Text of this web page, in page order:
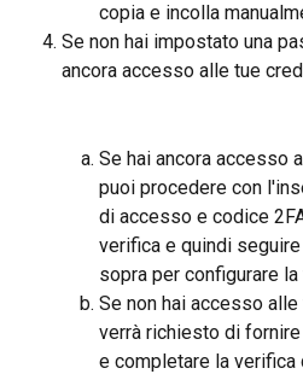
copia e incolla
Se non hai impostato una
ancora accesso alle tue
Se hai ancora accesso
puoi procedere con
di accesso e codice
verifica e quindi
sopra per configurare la
Se non hai accesso
verrà richiesto di
e completare la verifica